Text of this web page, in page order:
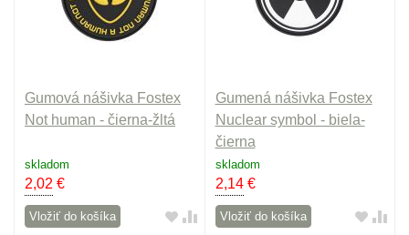
Gumová nášivka Fostex
Not human - čierna-žltá
skladom
2,02 €
Vložiť do košíka
Gumená nášivka Fostex
Nuclear symbol - biela-
čierna
skladom
2,14€
Vložiť do košíka